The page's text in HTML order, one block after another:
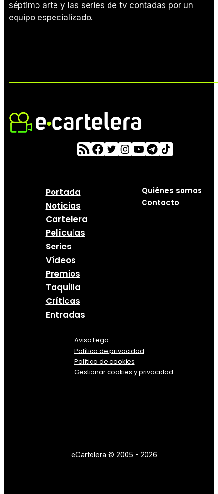
séptimo arte y las series de tv contadas por un
equipo especializado.
Portada
Noticias
Cartelera
Películas
Series
Vídeos
Premios
Taquilla
Críticas
Entradas
Quiénes somos
Contacto
Aviso Legal
Política de privacidad
Política de cookies
Gestionar cookies y privacidad
eCartelera © 2005 - 2026